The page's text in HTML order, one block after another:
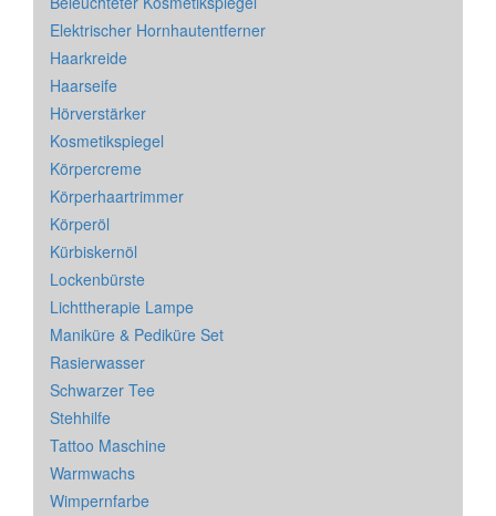
Elektrischer Hornhautentferner
Haarkreide
Haarseife
Hörverstärker
Kosmetikspiegel
Körpercreme
Körperhaartrimmer
Körperöl
Kürbiskernöl
Lockenbürste
Lichttherapie Lampe
Maniküre & Pediküre Set
Rasierwasser
Schwarzer Tee
Stehhilfe
Tattoo Maschine
Warmwachs
Wimpernfarbe